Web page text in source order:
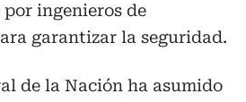
ingenieros de
garantizar la seguridad.
de la Nación ha asumido